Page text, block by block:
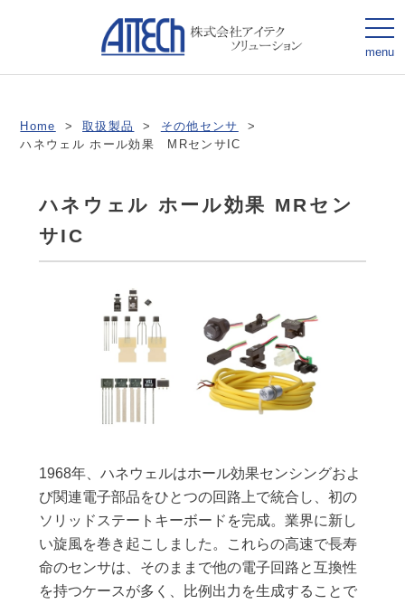
menu
Home > 取扱製品 > その他センサ
>
ハネウェル ホール効果 MRセンサIC
ハネウェル ホール効果 MRセン
サIC
1968年、ハネウェルはホール効果センシングおよ
び関連電子部品をひとつの回路上で統合し、初の
ソリッドステートキーボードを完成。業界に新し
い旋風を巻き起こしました。これらの高速で長寿
命のセンサは、そのままで他の電子回路と互換性
を持つケースが多く、比例出力を生成することで